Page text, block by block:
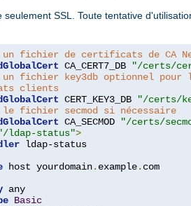
seulement SSL. Toute tentative
fichier de certificats de CA
CA_CERT7_DB
"/certs/
fichier key3db optionnel pour
clients
CERT_KEY3_DB
"/certs/
fichier secmod si nécessaire
CA_SECMOD
"/certs/
ldap-status">
ldap-status
host yourdomain. example. com
any
Basic